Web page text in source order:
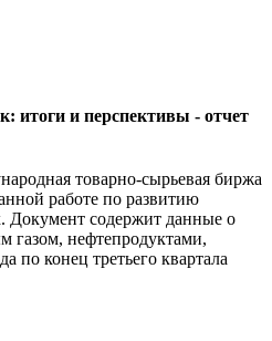
итоги и перспективы - отчет
товарно-сырьевая биржа
работе по развитию
содержит данные о
газом, нефтепродуктами,
по конец третьего квартала